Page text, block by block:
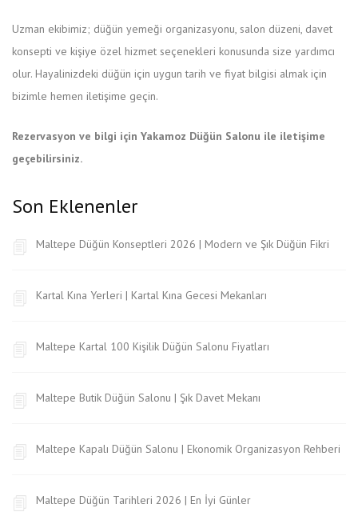
Uzman ekibimiz; düğün yemeği organizasyonu, salon düzeni, davet
konsepti ve kişiye özel hizmet seçenekleri konusunda size yardımcı
olur. Hayalinizdeki düğün için uygun tarih ve fiyat bilgisi almak için
bizimle hemen iletişime geçin.
Rezervasyon ve bilgi için Yakamoz Düğün Salonu ile iletişime
geçebilirsiniz.
Son Eklenenler
Maltepe Düğün Konseptleri 2026 | Modern ve Şık Düğün Fikri
Kartal Kına Yerleri | Kartal Kına Gecesi Mekanları
Maltepe Kartal 100 Kişilik Düğün Salonu Fiyatları
Maltepe Butik Düğün Salonu | Şık Davet Mekanı
Maltepe Kapalı Düğün Salonu | Ekonomik Organizasyon Rehberi
Maltepe Düğün Tarihleri 2026 | En İyi Günler